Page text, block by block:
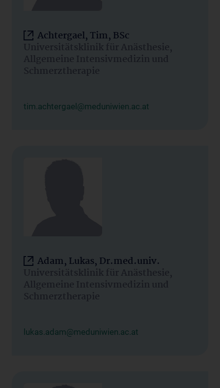
Achtergael, Tim, BSc
Universitätsklinik für Anästhesie,
Allgemeine Intensivmedizin und
Schmerztherapie
tim.achtergael@meduniwien.ac.at
Adam, Lukas, Dr.med.univ.
Universitätsklinik für Anästhesie,
Allgemeine Intensivmedizin und
Schmerztherapie
lukas.adam@meduniwien.ac.at